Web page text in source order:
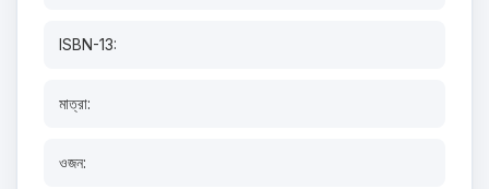
ISBN-13:
মাত্রা:
ওজন: